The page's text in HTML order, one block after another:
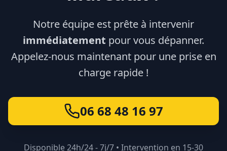
Notre équipe est prête à intervenir
immédiatement pour vous dépanner.
Appelez-nous maintenant pour une prise en
charge rapide !
06 68 48 16 97
Disponible 24h/24 - 7j/7 • Intervention en 15-30